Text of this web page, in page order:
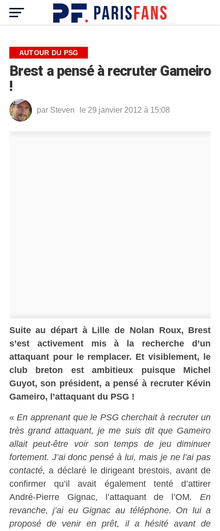
AUTOUR DU PSG
Brest a pensé à recruter Gameiro
!
par Steven le 29 janvier 2012 à 15:08
Suite au départ à Lille de Nolan Roux, Brest
s’est activement mis à la recherche d’un
attaquant pour le remplacer. Et visiblement, le
club breton est ambitieux puisque Michel
Guyot, son président, a pensé à recruter Kévin
Gameiro, l’attaquant du PSG !
«En apprenant que le PSG cherchait à recruter un
très grand attaquant, je me suis dit que Gameiro
allait peut-être voir son temps de jeu diminuer
fortement. J’ai donc pensé à lui, mais je ne l’ai pas
contacté, a déclaré le dirigeant brestois, avant de
confirmer qu’il avait également tenté d’attirer
André-Pierre Gignac, l’attaquant de l’OM. En
revanche, j’ai eu Gignac au téléphone. On lui a
proposé de venir en prêt, il a hésité avant de